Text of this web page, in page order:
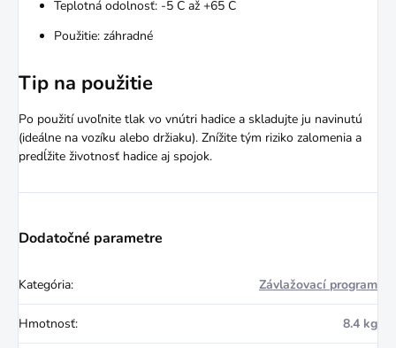
Teplotná odolnosť: -5 C až +65 C
Použitie: záhradné
Tip na použitie
Po použití uvoľnite tlak vo vnútri hadice a skladujte ju navinutú
(ideálne na vozíku alebo držiaku). Znížite tým riziko zalomenia a
predĺžite životnosť hadice aj spojok.
Dodatočné parametre
Kategória: Závlažovací program
Hmotnosť: 8.4 kg